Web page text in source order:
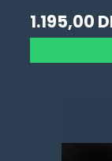
1.195,00